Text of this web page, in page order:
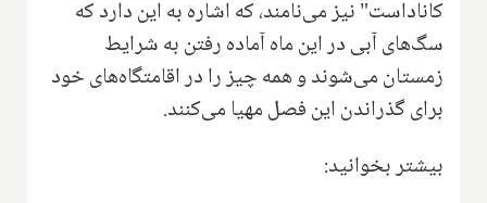
کاناداست" نیز می‌نامند، که اشاره به این دارد که
سگ‌های آبی در این ماه آماده رفتن به شرایط
زمستان می‌شوند و همه چیز را در اقامتگاه‌های خود
برای گذراندن این فصل مهیا می‌کنند.
بیشتر بخوانید: